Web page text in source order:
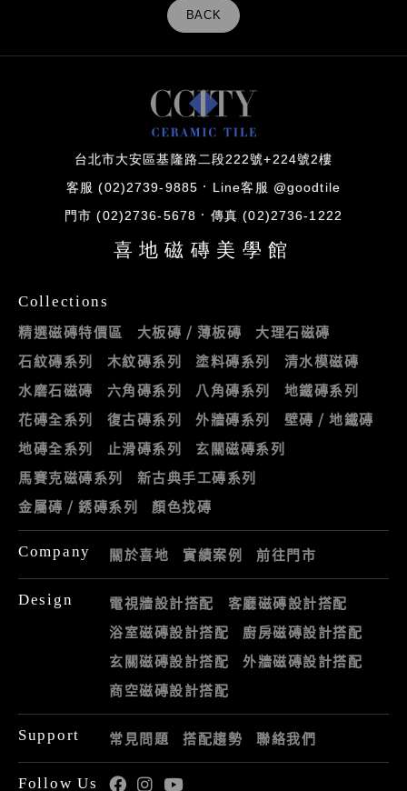
BACK
台北市大安區基隆路二段222號+224號2樓
客服 (02)2739-9885 Line客服 @goodtile
門市 (02)2736-5678 傳真 (02)2736-1222
喜地磁磚美學館
Collections
精選磁磚特價區 大板磚 / 薄板磚
大理石磁磚
石紋磚系列
木紋磚系列 塗料磚系列
清水模磁磚
水磨石磁磚
六角磚系列 八角磚系列
地鐵磚系列
花磚全系列
復古磚系列 外牆磚系列
壁磚 / 地鐵磚
地磚全系列
止滑磚系列
玄關磁磚系列
馬賽克磁磚系列
新古典手工磚系列
金屬磚 / 銹磚系列
顏色找磚
Company 關於喜地 實績案例 前往門市
Design 電視牆設計搭配
客廳磁磚設計搭配
浴室磁磚設計搭配
廚房磁磚設計搭配
玄關磁磚設計搭配
外牆磁磚設計搭配
商空磁磚設計搭配
Support 常見問題 搭配趨勢 聯絡我們
Follow Us